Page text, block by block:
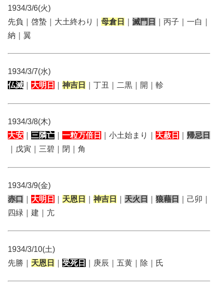
1934/3/6(火)
先負｜啓蟄｜大土終わり｜ 母倉日 滅門日
｜丙子｜一白｜
納｜翼
1934/3/7(水)
仏滅
大明日 神吉日 ｜丁丑｜二黒｜開｜軫
1934/3/8(木)
大安
三隣亡 一粒万倍日 ｜小土始まり｜ 天赦日
帰忌日
｜戊寅｜三碧｜閉｜角
1934/3/9(金)
赤口
大明日 天恩日 神吉日 天火日 狼藉日
｜己卯｜
四緑｜建｜亢
1934/3/10(土)
先勝｜ 天恩日 受死日 ｜庚辰｜五黄｜除｜氏